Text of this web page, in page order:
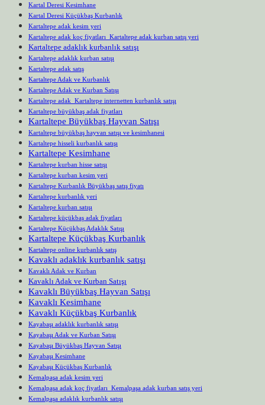
Kartal Deresi Kesimhane
Kartal Deresi Küçükbaş Kurbanlık
Kartaltepe adak kesim yeri
Kartaltepe adak koç fiyatları Kartaltepe adak kurban satış yeri
Kartaltepe adaklık kurbanlık satışı
Kartaltepe adaklık kurban satışı
Kartaltepe adak satış
Kartaltepe Adak ve Kurbanlık
Kartaltepe Adak ve Kurban Satışı
Kartaltepe adak Kartaltepe internetten kurbanlık satışı
Kartaltepe büyükbaş adak fiyatları
Kartaltepe Büyükbaş Hayvan Satışı
Kartaltepe büyükbaş hayvan satışı ve kesimhanesi
Kartaltepe hisseli kurbanlık satışı
Kartaltepe Kesimhane
Kartaltepe kurban hisse satışı
Kartaltepe kurban kesim yeri
Kartaltepe Kurbanlık Büyükbaş satış fiyatı
Kartaltepe kurbanlık yeri
Kartaltepe kurban satışı
Kartaltepe küçükbaş adak fiyatları
Kartaltepe Küçükbaş Adaklık Satışı
Kartaltepe Küçükbaş Kurbanlık
Kartaltepe online kurbanlık satış
Kavaklı adaklık kurbanlık satışı
Kavaklı Adak ve Kurban
Kavaklı Adak ve Kurban Satışı
Kavaklı Büyükbaş Hayvan Satışı
Kavaklı Kesimhane
Kavaklı Küçükbaş Kurbanlık
Kayabaşı adaklık kurbanlık satışı
Kayabaşı Adak ve Kurban Satışı
Kayabaşı Büyükbaş Hayvan Satışı
Kayabaşı Kesimhane
Kayabaşı Küçükbaş Kurbanlık
Kemalpaşa adak kesim yeri
Kemalpaşa adak koç fiyatları Kemalpaşa adak kurban satış yeri
Kemalpaşa adaklık kurbanlık satışı